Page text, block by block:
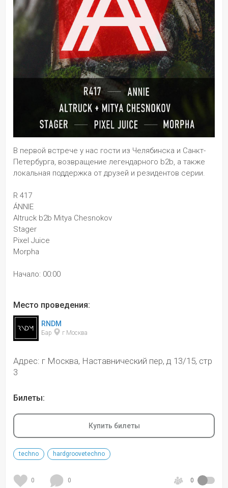
В первой встрече у нас гости из Челябинска и Санкт-
Петербурга, возвращение легендарного b2b, а также
локальная поддержка от друзей и резидентов серии.
R 417
ÁNNIE
Altruck b2b Mitya Chesnokov
Stager
Pixel Juice
Morpha
Начало: 00:00
Место проведения:
RNDM
Бар г Москва
Адрес: г Москва, Наставнический пер, д 13/15, стр
3
Билеты:
Купить билеты
techno hardgroovetechno
0 0 0